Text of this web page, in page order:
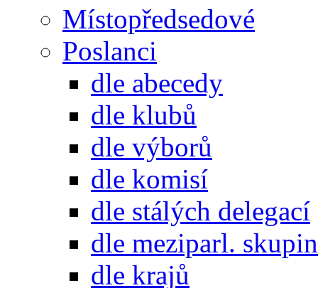
Místopředsedové
Poslanci
dle abecedy
dle klubů
dle výborů
dle komisí
dle stálých delegací
dle meziparl. skupin
dle krajů